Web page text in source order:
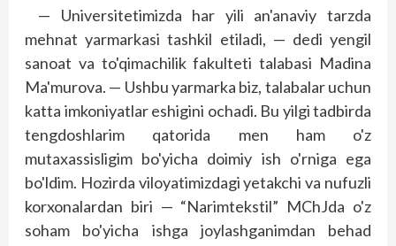
— Universitetimizda har yili an'anaviy tarzda
mehnat yarmarkasi tashkil etiladi, — dedi yengil
sanoat va to'qimachilik fakulteti talabasi Madina
Ma'murova. — Ushbu yarmarka biz, talabalar uchun
katta imkoniyatlar eshigini ochadi. Bu yilgi tadbirda
tengdoshlarim qatorida men ham o'z
mutaxassisligim bo'yicha doimiy ish o'rniga ega
bo'ldim. Hozirda viloyatimizdagi yetakchi va nufuzli
korxonalardan biri — “Narimtekstil” MChJda o'z
soham bo'yicha ishga joylashganimdan behad